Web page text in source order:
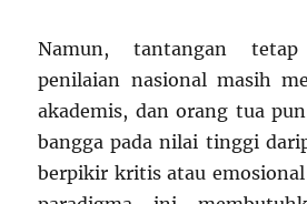
Namun, tantangan
penilaian nasional masih
akademis, dan orang tua
bangga pada nilai tinggi
berpikir kritis atau emosional